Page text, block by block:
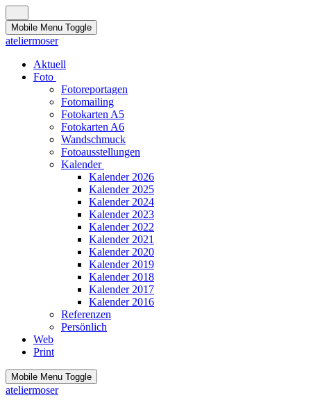
Mobile Menu Toggle
ateliermoser
Aktuell
Foto
Fotoreportagen
Fotomailing
Fotokarten A5
Fotokarten A6
Wandschmuck
Fotoausstellungen
Kalender
Kalender 2026
Kalender 2025
Kalender 2024
Kalender 2023
Kalender 2022
Kalender 2021
Kalender 2020
Kalender 2019
Kalender 2018
Kalender 2017
Kalender 2016
Referenzen
Persönlich
Web
Print
Mobile Menu Toggle
ateliermoser